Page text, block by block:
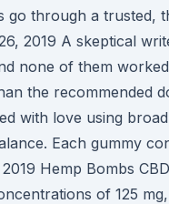
go through a trusted,
2019 A skeptical
none of them
the recommended
with love using
Each gummy
Hemp Bombs
of 125